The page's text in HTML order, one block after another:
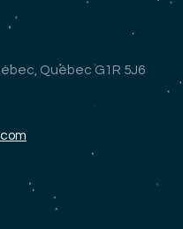
Québec G1R 5J6